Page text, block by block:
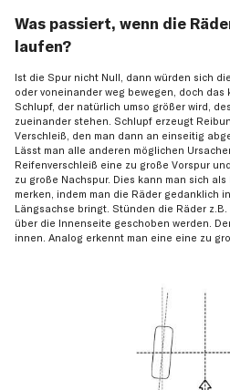
Was passiert, wenn die
laufen?
Ist die Spur nicht Null, dann würden sich
oder voneinander weg bewegen, doch
Schlupf, der natürlich umso größer wird,
zueinander stehen. Schlupf erzeugt
Verschleiß, den man dann an einseitig
Lässt man alle anderen möglichen
Reifenverschleiß eine zu große Vorspur
zu große Nachspur. Dies kann man sich
merken, indem man die Räder gedanklich
Längsachse bringt. Stünden die Räder
über die Innenseite geschoben werden.
innen. Analog erkennt man eine eine zu